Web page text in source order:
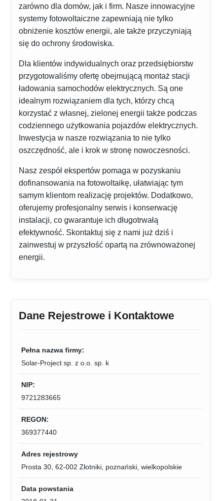
zarówno dla domów, jak i firm. Nasze innowacyjne
systemy fotowoltaiczne zapewniają nie tylko
obniżenie kosztów energii, ale także przyczyniają
się do ochrony środowiska.
Dla klientów indywidualnych oraz przedsiębiorstw
przygotowaliśmy ofertę obejmującą montaż stacji
ładowania samochodów elektrycznych. Są one
idealnym rozwiązaniem dla tych, którzy chcą
korzystać z własnej, zielonej energii także podczas
codziennego użytkowania pojazdów elektrycznych.
Inwestycja w nasze rozwiązania to nie tylko
oszczędność, ale i krok w stronę nowoczesności.
Nasz zespół ekspertów pomaga w pozyskaniu
dofinansowania na fotowoltaikę, ułatwiając tym
samym klientom realizację projektów. Dodatkowo,
oferujemy profesjonalny serwis i konserwację
instalacji, co gwarantuje ich długotrwałą
efektywność. Skontaktuj się z nami już dziś i
zainwestuj w przyszłość opartą na zrównoważonej
energii.
Dane Rejestrowe i Kontaktowe
Pełna nazwa firmy:
Solar-Project sp. z o.o. sp. k
NIP:
9721283665
REGON:
369377440
Adres rejestrowy
Prosta 30, 62-002 Złotniki, poznański, wielkopolskie
Data powstania